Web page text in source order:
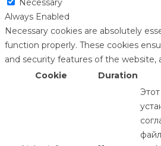
Necessary
Always Enabled
Necessary cookies are absolutely
function properly. These cookies
and security features of the website,
Cookie
Duration